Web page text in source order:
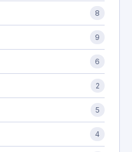
8
9
6
2
5
4